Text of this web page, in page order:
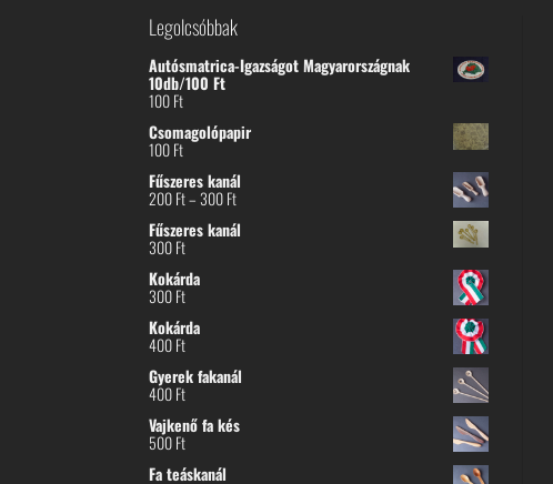
Legolcsóbbak
Autósmatrica-Igazságot Magyarországnak
10db/100 Ft
100Ft
Csomagolópapir
100Ft
Fűszeres kanál
200Ft– 300FtÁrtartomány:
-
Fűszeres kanál
300Ft
Kokárda
300Ft
Kokárda
400Ft
Gyerek fakanál
400Ft
Vajkenő fa kés
500Ft
Fa teáskanál